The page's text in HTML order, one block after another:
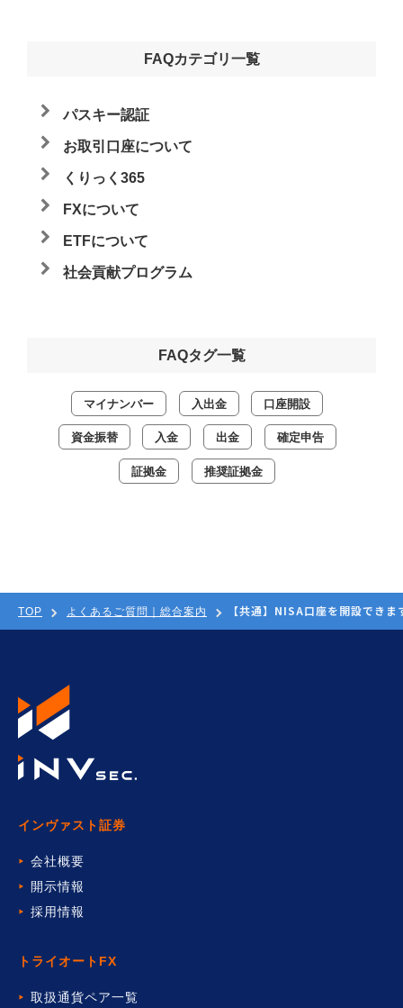
FAQカテゴリ一覧
パスキー認証
お取引口座について
くりっく365
FXについて
ETFについて
社会貢献プログラム
FAQタグ一覧
マイナンバー 入出金 口座開設
資金振替 入金 出金 確定申告
証拠金 推奨証拠金
TOP よくあるご質問｜総合案内 【共通】NISA口座を開設できま
インヴァスト証券
会社概要
開示情報
採用情報
トライオートFX
取扱通貨ペア一覧